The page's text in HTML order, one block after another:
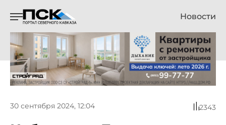
Новости
30 сентября 2024, 12:04 2343